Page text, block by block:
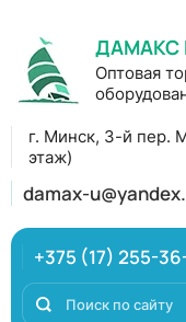
Оптовая
г. Минск, 3-й пер.
этаж)
damax-
+375 (17) 255-